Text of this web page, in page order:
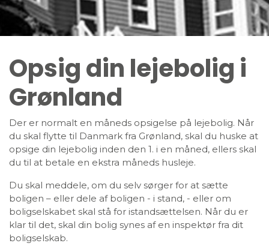
Opsig din lejebolig i
Grønland
Der er normalt en måneds opsigelse på lejebolig. Når
du skal flytte til Danmark fra Grønland, skal du huske at
opsige din lejebolig inden den 1. i en måned, ellers skal
du til at betale en ekstra måneds husleje.
Du skal meddele, om du selv sørger for at sætte
boligen – eller dele af boligen - i stand, - eller om
boligselskabet skal stå for istandsættelsen. Når du er
klar til det, skal din bolig synes af en inspektør fra dit
boligselskab.